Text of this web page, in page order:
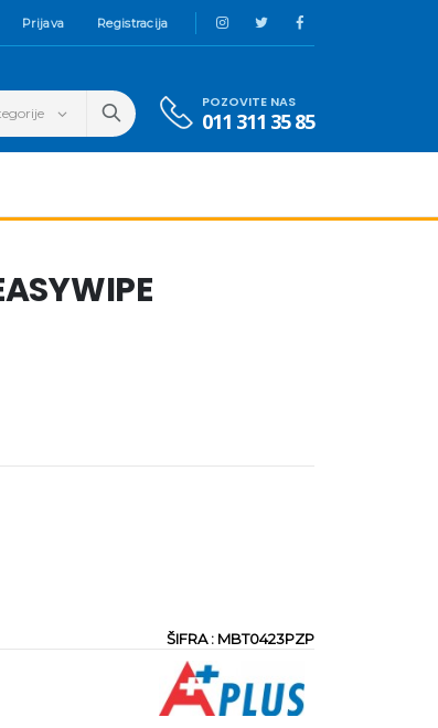
Prijava Registracija
POZOVITE NAS
011 311 35 85
ŠIFRA : MBT0423PZP